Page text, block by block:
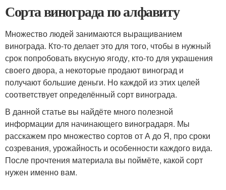
Сорта винограда по алфавиту
Множество людей занимаются выращиванием
винограда. Кто-то делает это для того, чтобы в нужный
срок попробовать вкусную ягоду, кто-то для украшения
своего двора, а некоторые продают виноград и
получают большие деньги. Но каждой из этих целей
соответствует определённый сорт винограда.
В данной статье вы найдёте много полезной
информации для начинающего виноградаря. Мы
расскажем про множество сортов от А до Я, про сроки
созревания, урожайность и особенности каждого вида.
После прочтения материала вы поймёте, какой сорт
нужен именно вам.